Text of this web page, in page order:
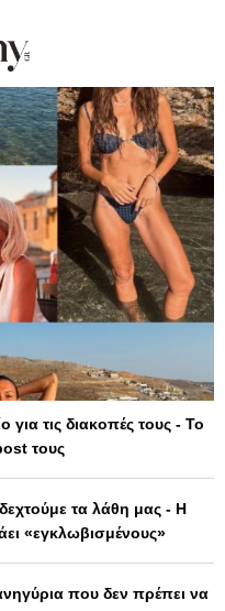
τις διακοπές τους - Το
τους
τα λάθη μας - Η
«εγκλωβισμένους»
που δεν πρέπει να